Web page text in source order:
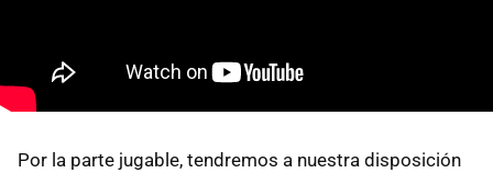
Por la parte jugable, tendremos a nuestra disposición